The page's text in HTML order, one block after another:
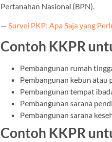
Pertanahan Nasional (BPN).
— Survei PKP: Apa Saja yang
Contoh KKPR
Pembangunan rumah
Pembangunan kebun atau
Pembangunan tempat
Pembangunan sarana
Pembangunan sarana
Contoh KKPR